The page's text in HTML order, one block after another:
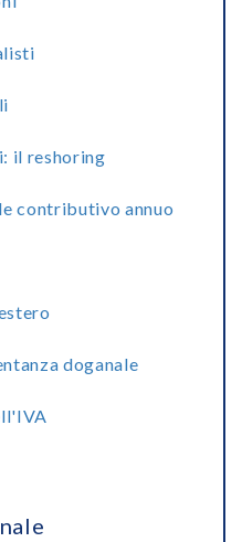
il reshoring
contributivo annuo
doganale